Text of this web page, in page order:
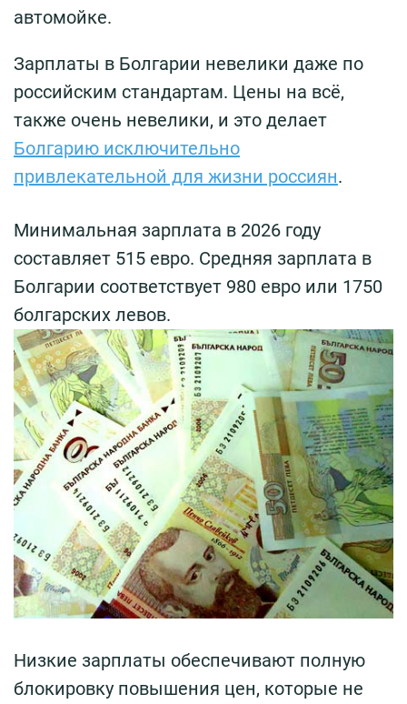
автомойке.
Зарплаты в Болгарии невелики даже по
российским стандартам. Цены на всё,
также очень невелики, и это делает
Болгарию исключительно
привлекательной для жизни россиян.
Минимальная зарплата в 2026 году
составляет 515 евро. Средняя зарплата в
Болгарии соответствует 980 евро или 1750
болгарских левов.
Низкие зарплаты обеспечивают полную
блокировку повышения цен, которые не